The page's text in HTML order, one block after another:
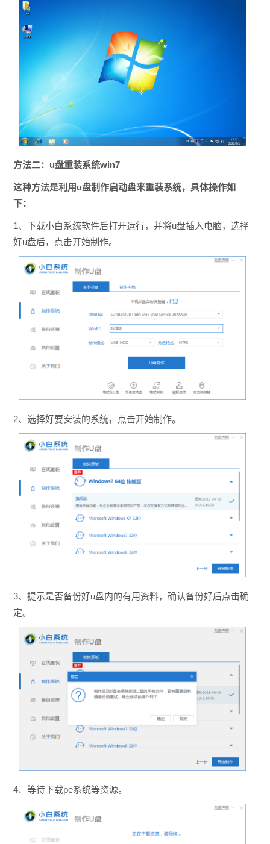
方法二：u盘重装系统win7
这种方法是利用u盘制作启动盘来重装系统，具体操作如
下：
1、下载小白系统软件后打开运行，并将u盘插入电脑，选择
好u盘后，点击开始制作。
2、选择好要安装的系统，点击开始制作。
3、提示是否备份好u盘内的有用资料，确认备份好后点击确
定。
4、等待下载pe系统等资源。